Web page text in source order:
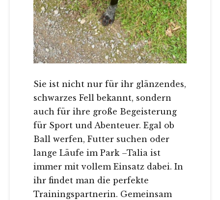
Sie ist nicht nur für ihr glänzendes,
schwarzes Fell bekannt, sondern
auch für ihre große Begeisterung
für Sport und Abenteuer. Egal ob
Ball werfen, Futter suchen oder
lange Läufe im Park –Talia ist
immer mit vollem Einsatz dabei. In
ihr findet man die perfekte
Trainingspartnerin. Gemeinsam